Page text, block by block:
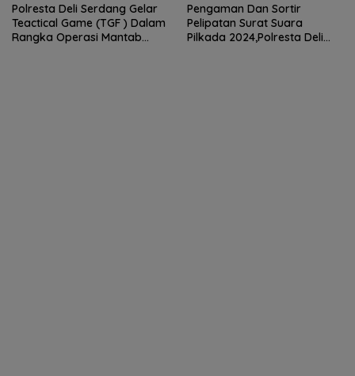
Polresta Deli Serdang Gelar
Teactical Game (TGF ) Dalam
Rangka Operasi Mantab
Pengaman Dan Sortir
Pelipatan Surat Suara
Pilkada 2024,Polresta Deli